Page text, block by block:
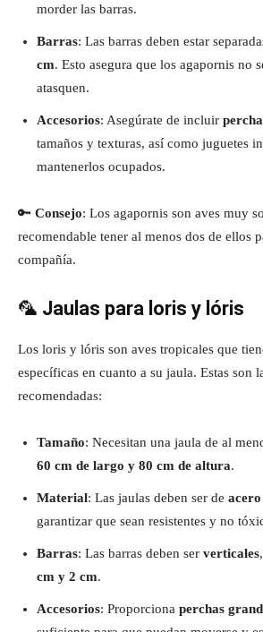
morder las barras.
Barras: Las barras deben estar
cm. Esto asegura que los agapornis no
atasquen.
Accesorios: Asegúrate de incluir
tamaños y texturas, así como juguetes
mantenerlos ocupados.
🔑 Consejo: Los agapornis son aves muy
recomendable tener al menos dos de ellos
compañía.
🦜 Jaulas para loris y lóris
Los loris y lóris son aves tropicales que
específicas en cuanto a su jaula. Estas son
recomendadas:
Tamaño: Necesitan una jaula de al
60 cm de largo y 80 cm de altura.
Material: Las jaulas deben ser de
garantizar que sean resistentes y no
Barras: Las barras deben ser verticales
cm y 2 cm.
Accesorios: Proporciona perchas